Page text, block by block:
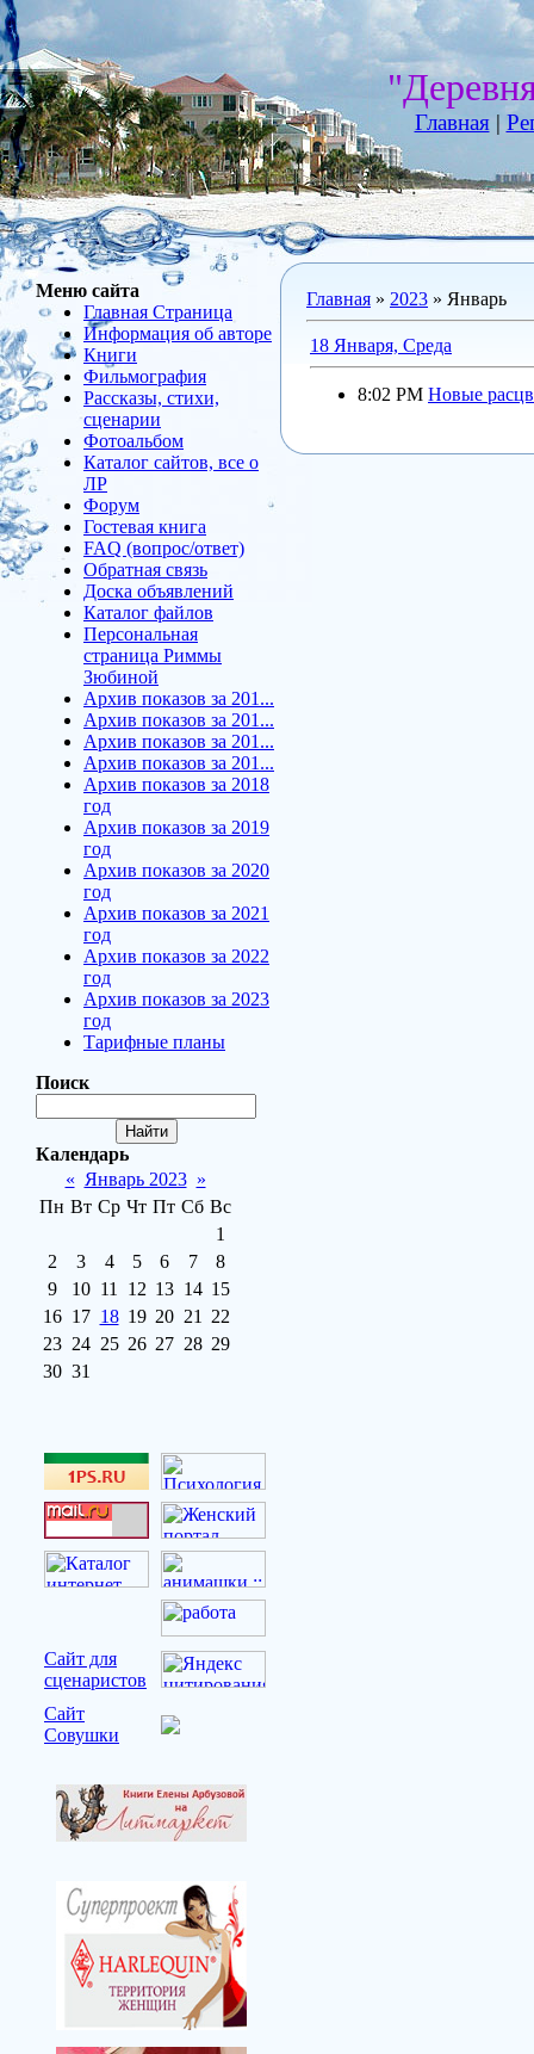
Главная|
Меню сайта
Главная Страница
Информация об авторе
Книги
Фильмография
Рассказы, стихи,
сценарии
Фотоальбом
Каталог сайтов, все о
ЛР
Форум
Гостевая книга
FAQ (вопрос/ответ)
Обратная связь
Доска объявлений
Каталог файлов
Персональная
страница Риммы
Зюбиной
Архив показов за 201...
Архив показов за 201...
Архив показов за 201...
Архив показов за 201...
Архив показов за 2018
год
Архив показов за 2019
год
Архив показов за 2020
год
Архив показов за 2021
год
Архив показов за 2022
год
Архив показов за 2023
год
Тарифные планы
Поиск
Календарь
« Январь 2023 »
Пн Вт Ср Чт Пт Сб Вс
1
2
3 4 5 6 7
8
9
10 11 12 13 14 15
16 17 18 19 20 21
22
23 24 25 26 27 28 29
30 31
Сайт для
сценаристов
Сайт
Совушки
Главная » 2023 » Январь
18 Января, Среда
8:02 PM Новые